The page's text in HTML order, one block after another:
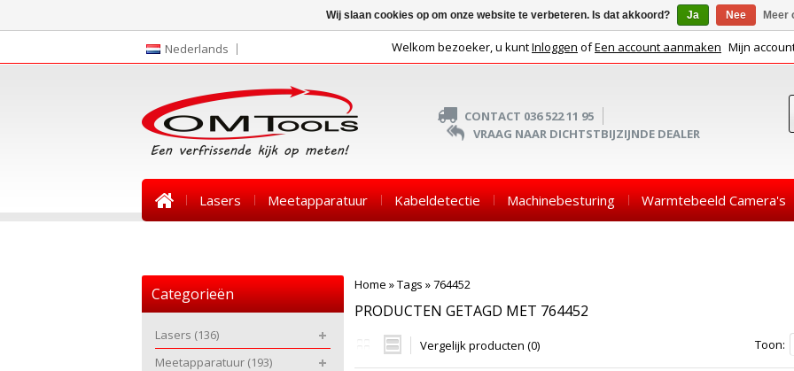
Nederlands Welkom bezoeker, u kuntInloggen ofEen account aanmaken Mijn
CONTACT 036 522 11 95
VRAAG NAAR DICHTSTBIJZIJNDE DEALER
Lasers Meetapparatuur Kabeldetectie Machinebesturing Warmtebeeld Camera's
Home »Tags »764452
PRODUCTEN GETAGD MET 764452
Vergelijk producten (0) Toon:
Categorieën
Lasers (136)
Meetapparatuur (193)
Wij slaan cookies op om onze website te verbeteren. Is dat akkoord? Ja Nee Meer